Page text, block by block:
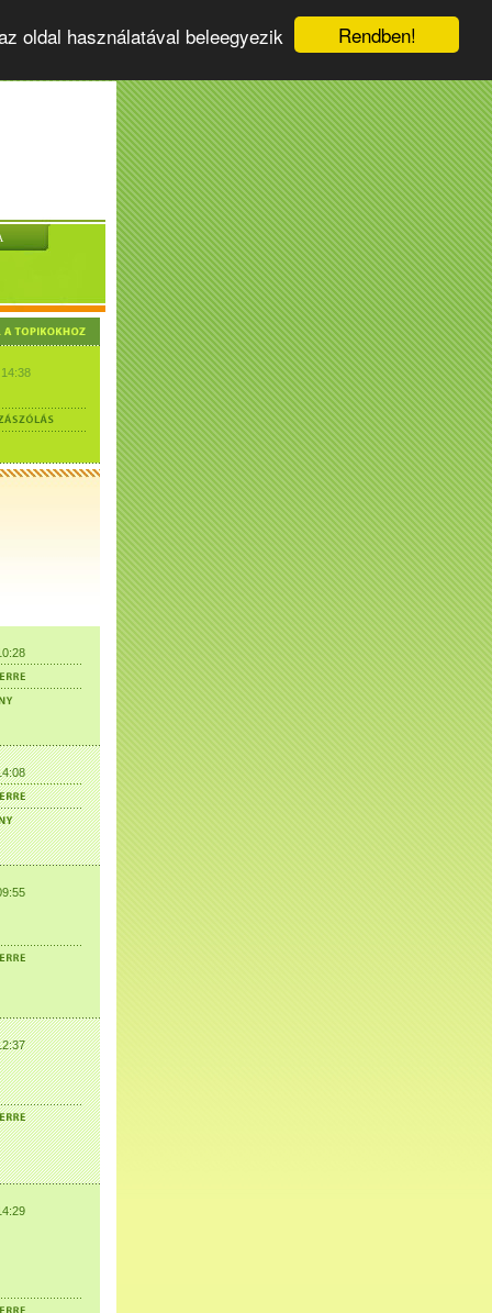
Rendben!
oldal használatával beleegyezik